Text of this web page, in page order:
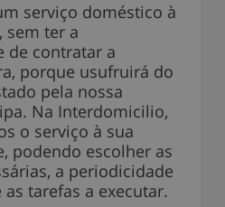
serviço doméstico à
sem ter a
de contratar a
porque usufruirá do
pela nossa
Na Interdomicilio,
o serviço à sua
podendo escolher as
a periodicidade
tarefas a executar.